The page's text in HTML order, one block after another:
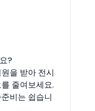
?
을 받아 전시
줄여보세요.
비는 쉽습니